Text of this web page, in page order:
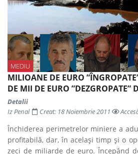
MEDIU
MILIOANE DE EURO
DE MII DE EURO ”DEZGROPATE”
Detalii
Iz Penal
Creat: 18 Noiembrie 2011
Închiderea perimetrelor miniere a
profitabilă, dar, în acelaşi timp şi o
zeci de miliarde de euro. Începând